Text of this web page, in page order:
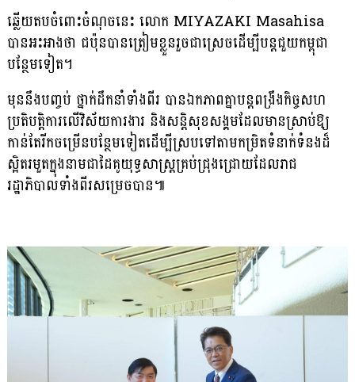
ឆ្លើយតបចំពោះចំណុចនេះ លោក MIYAZAKI Masahisa
បានអះអាងថា ជប៉ុនបានត្រៀមខ្លួនរួចជាស្រេចដើម្បីបន្តជួយកម្ពុជា
បន្ថែមទៀត។
មុននឹងបញ្ចប់ ថ្នាក់ដឹកនាំទាំងពីរ បានឯកភាពគ្នាបន្តពង្រឹងកិច្ចសហ
ប្រតិបត្តិការលើវិស័យការងារ និងសន្តិសុខសង្គមដែលមានស្រាប់ឱ្យ
កាន់តែរីកចម្រើនបន្ថែមទៀតដើម្បីស្របទៅតាមកម្រិតទំនាក់ទំនងដ៏
ស្អិតរមួតក្នុងនាមជាដៃគូយុទ្ធសាស្ត្រគ្រប់ជ្រុងជ្រោយដែលរាជ
រដ្ឋាភិបាលទាំងពីរសម្រេចបាន៕